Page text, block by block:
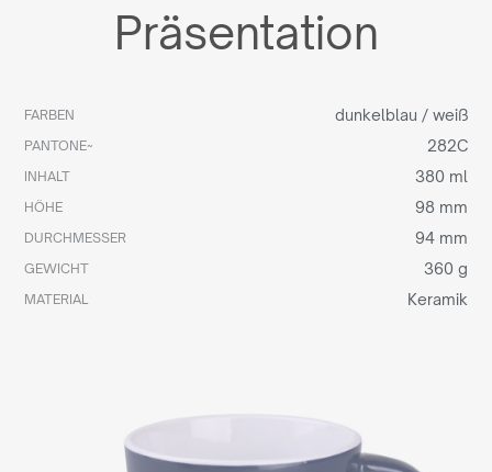
Präsentation
FARBEN dunkelblau / weiß
PANTONE~ 282C
INHALT 380 ml
HÖHE 98 mm
DURCHMESSER 94 mm
GEWICHT 360 g
MATERIAL Keramik